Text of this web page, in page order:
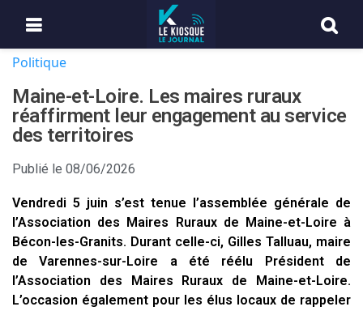
Politique
Maine-et-Loire. Les maires ruraux
réaffirment leur engagement au service
des territoires
Publié le 08/06/2026
Vendredi 5 juin s’est tenue l’assemblée générale de
l’Association des Maires Ruraux de Maine-et-Loire à
Bécon-les-Granits. Durant celle-ci, Gilles Talluau, maire
de Varennes-sur-Loire a été réélu Président de
l’Association des Maires Ruraux de Maine-et-Loire.
L’occasion également pour les élus locaux de rappeler